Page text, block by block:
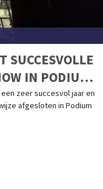
SUCCESVOLLE
IN PODIUM
een zeer succesvol jaar en
afgesloten in Podium